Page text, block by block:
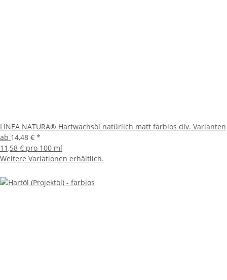
LINEA NATURA® Hartwachsöl natürlich matt farblos div. Varianten
ab 14,48 € *
11,58 € pro 100 ml
Weitere Variationen erhältlich.